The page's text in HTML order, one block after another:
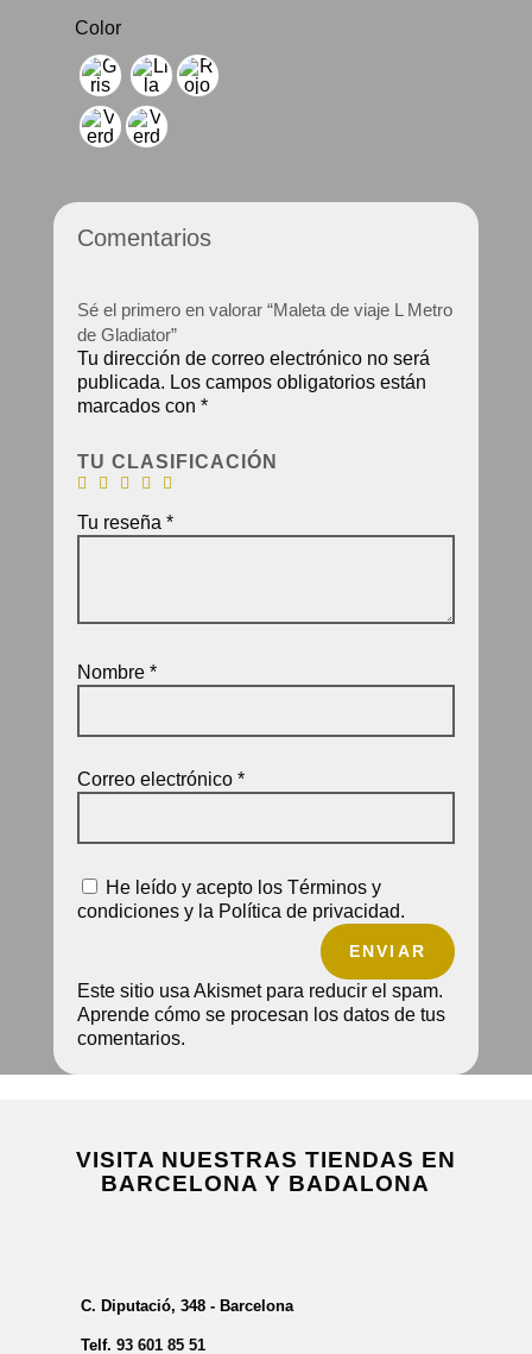
Color
Comentarios
Sé el primero en valorar “Maleta de viaje L Metro
de Gladiator”
Tu dirección de correo electrónico no será
publicada. Los campos obligatorios están
marcados con *
TU CLASIFICACIÓN
Tu reseña *
Nombre *
Correo electrónico *
He leído y acepto los Términos y
condiciones y la Política de privacidad.
ENVIAR
Este sitio usa Akismet para reducir el spam.
Aprende cómo se procesan los datos de tus
comentarios.
VISITA NUESTRAS TIENDAS EN
BARCELONA Y BADALONA
C. Diputació, 348 - Barcelona
Telf. 93 601 85 51